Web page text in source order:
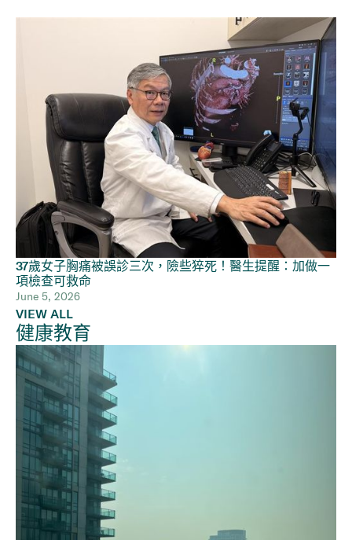
37歲女子胸痛被誤診三次，險些猝死！醫生提醒：加做一
項檢查可救命
June 5, 2026
VIEW ALL
健康教育